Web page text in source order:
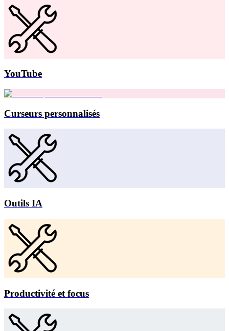
YouTube
Curseurs personnalisés
Outils IA
Productivité et focus